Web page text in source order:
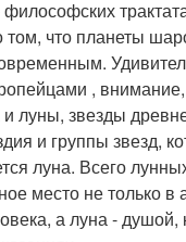
том, что планеты
, внимание,
и луны, звезды
и группы
луна. Всего
место не только в
а луна - душой,